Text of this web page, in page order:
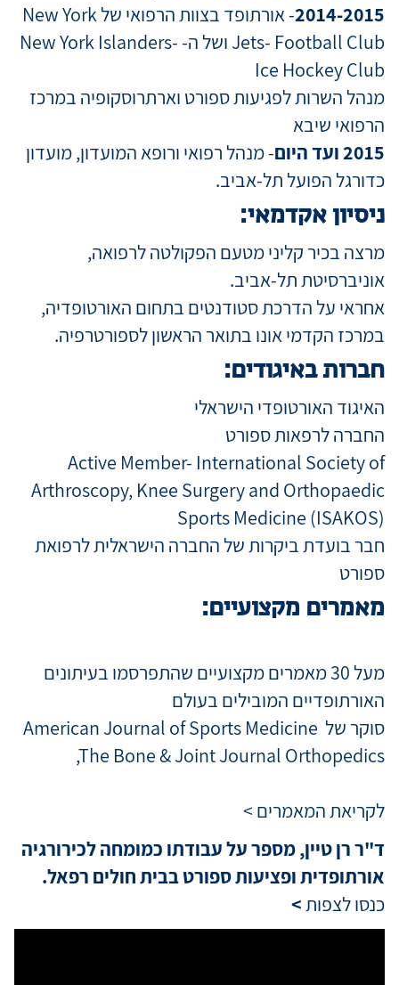
2014-2015
- אורתופד בצוות הרפואי של New York
Jets- Football Club ושל ה- New York Islanders-
Ice Hockey Club
מנהל השרות לפגיעות ספורט וארתרוסקופיה במרכז
הרפואי שיבא
2015 ועד היום
- מנהל רפואי ורופא המועדון, מועדון
כדורגל הפועל תל-אביב.
ניסיון אקדמאי:
מרצה בכיר קליני מטעם הפקולטה לרפואה,
אוניברסיטת תל-אביב.
אחראי על הדרכת סטודנטים בתחום האורטופדיה,
במרכז הקדמי אונו בתואר הראשון לספורטרפיה.
חברות באיגודים:
האיגוד האורטופדי הישראלי
החברה לרפאות ספורט
Active Member- International Society of
Arthroscopy, Knee Surgery and Orthopaedic
Sports Medicine (ISAKOS)
חבר בועדת ביקרות של החברה הישראלית לרפואת
ספורט
מאמרים מקצועיים:
מעל 30 מאמרים מקצועיים שהתפרסמו בעיתונים
האורתופדיים המובילים בעולם
סוקר של American Journal of Sports Medicine
,The Bone & Joint Journal Orthopedics
לקריאת המאמרים >
ד"ר רן טיין, מספר על עבודתו כמומחה לכירורגיה
אורתופדית ופציעות ספורט בבית חולים רפאל.
כנסו לצפות>